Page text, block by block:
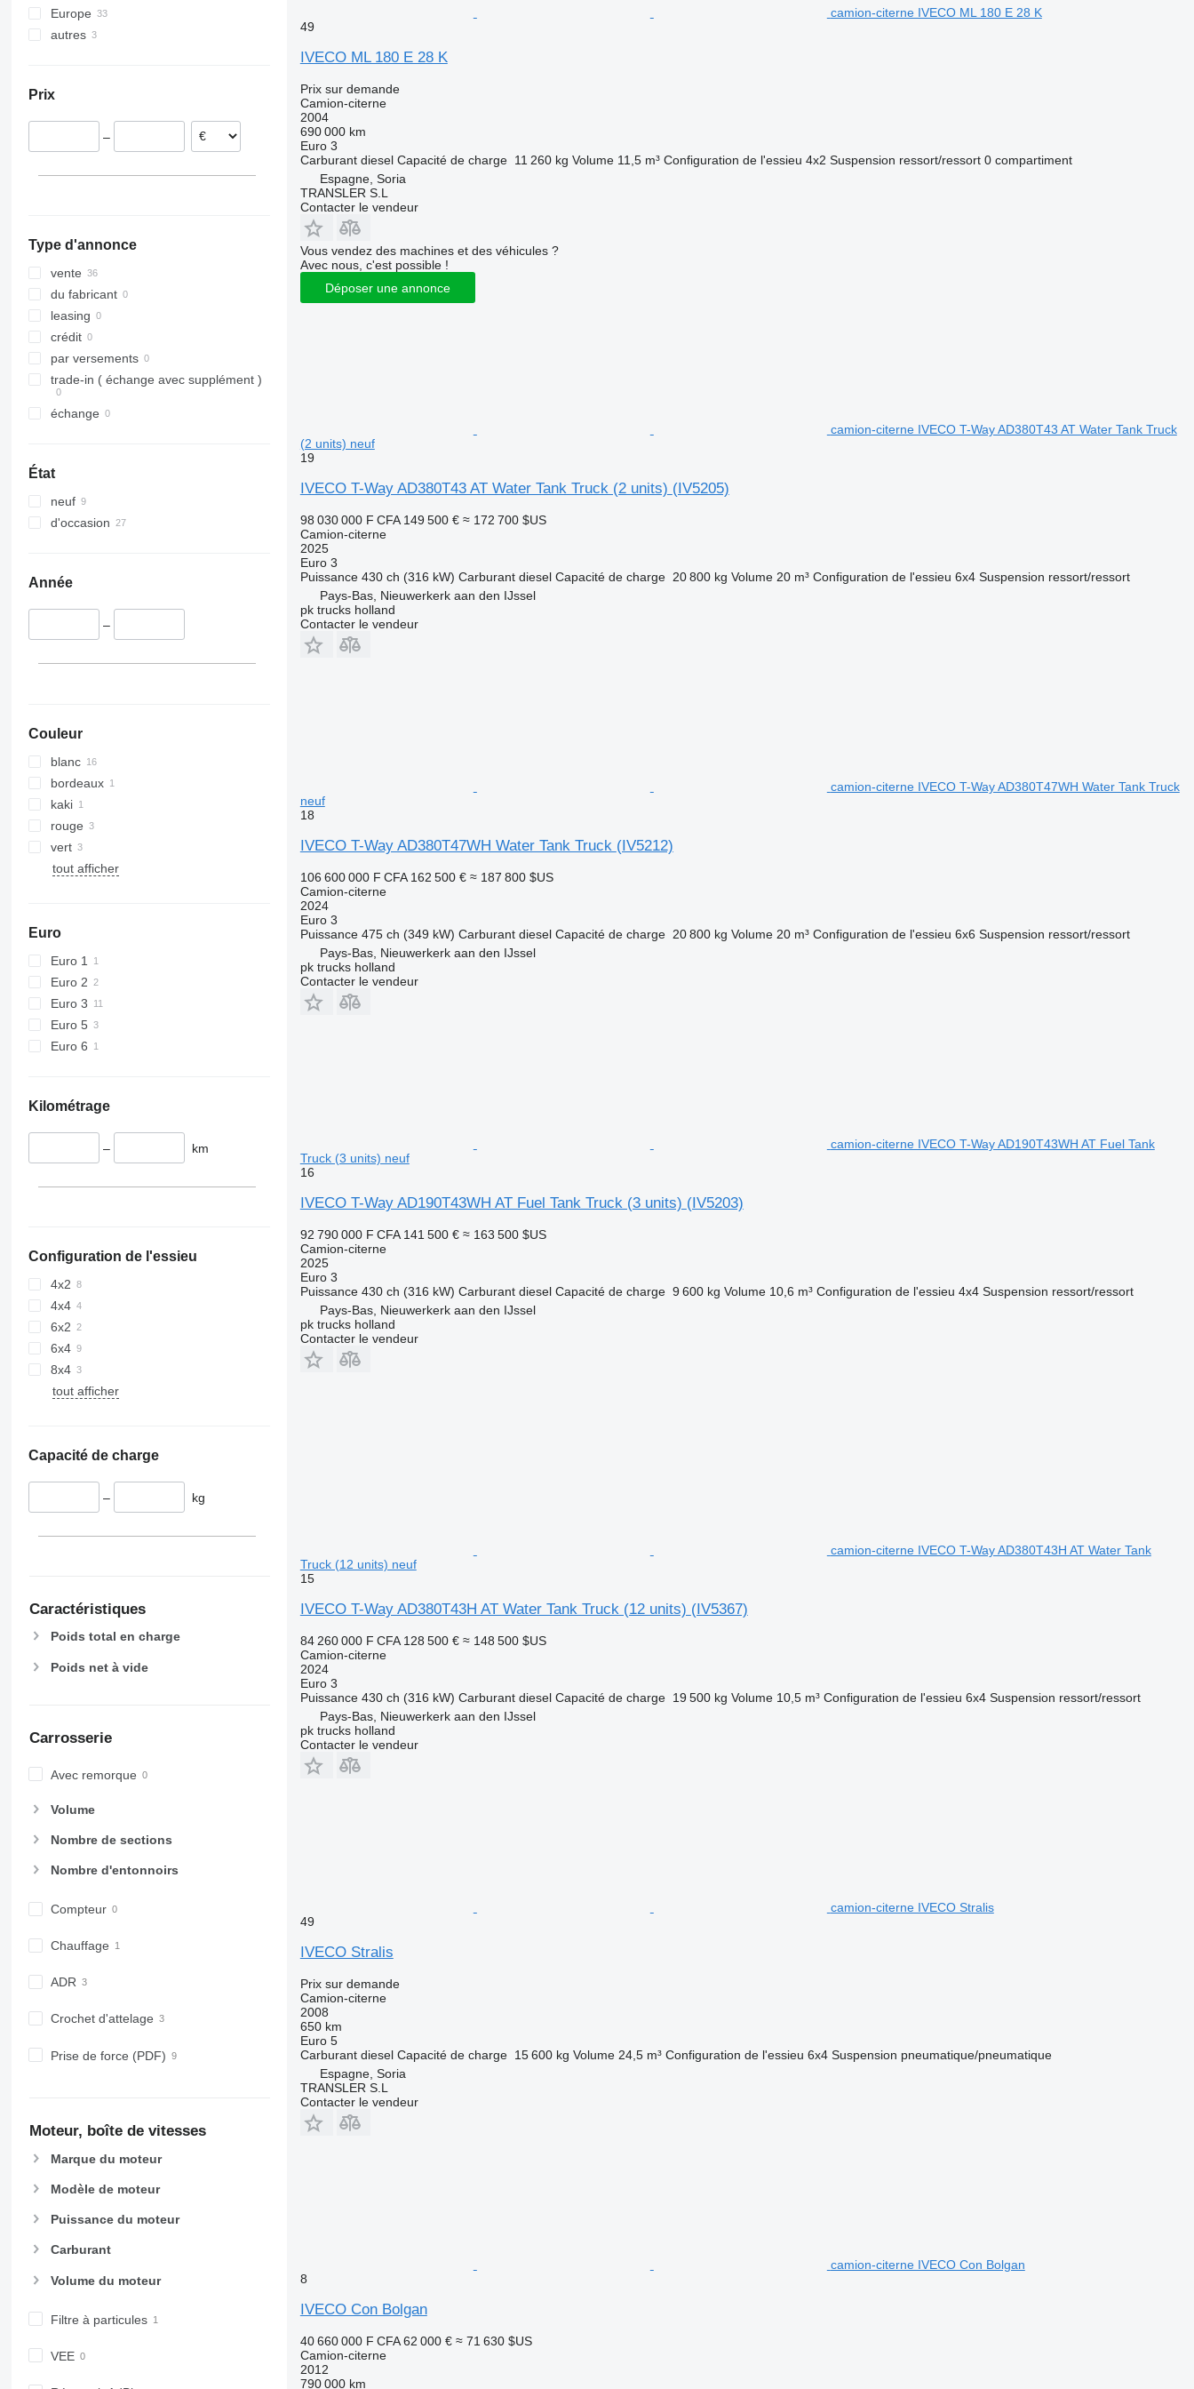
Europe
Pays-Bas
Italie
République tchèque
autres
Prix
–
Type d'annonce
vente
du fabricant
leasing
crédit
par versements
trade-in ( échange avec supplément )
échange
État
neuf
d'occasion
Année
–
Couleur
blanc
bordeaux
kaki
rouge
vert
tout afficher
Euro
Euro 1
Euro 2
Euro 3
Euro 5
Euro 6
Kilométrage
– km
Configuration de l'essieu
4x2
4x4
6x2
6x4
8x4
tout afficher
Capacité de charge
– kg
Caractéristiques
Poids total en charge
Poids net à vide
Carrosserie
Avec remorque
Volume
Nombre de sections
Nombre d'entonnoirs
Compteur
Chauffage
ADR
Crochet d'attelage
Prise de force (PDF)
Moteur, boîte de vitesses
Marque du moteur
Modèle de moteur
Puissance du moteur
Carburant
Volume du moteur
Filtre à particules
VEE
camion-citerne IVECO ML 180 E 28 K
49
IVECO ML 180 E 28 K
Prix sur demande
Camion-citerne
2004
690 000 km
Euro 3
Carburant diesel Capacité de charge 11 260 kg Volume 11,5 m³ Configuration de l'essieu 4x2 Suspension ressort/ressort 0 compartiment
Espagne, Soria
TRANSLER S.L
Contacter le vendeur
Vous vendez des machines et des véhicules ?
Avec nous, c'est possible !
Déposer une annonce
camion-citerne IVECO T-Way AD380T43 AT Water Tank Truck
(2 units) neuf
19
IVECO T-Way AD380T43 AT Water Tank Truck (2 units) (IV5205)
98 030 000 F CFA 149 500 € ≈ 172 700 $US
Camion-citerne
2025
Euro 3
Puissance 430 ch (316 kW) Carburant diesel Capacité de charge 20 800 kg Volume 20 m³ Configuration de l'essieu 6x4 Suspension ressort/ressort
Pays-Bas, Nieuwerkerk aan den IJssel
pk trucks holland
Contacter le vendeur
camion-citerne IVECO T-Way AD380T47WH Water Tank Truck
neuf
18
IVECO T-Way AD380T47WH Water Tank Truck (IV5212)
106 600 000 F CFA 162 500 € ≈ 187 800 $US
Camion-citerne
2024
Euro 3
Puissance 475 ch (349 kW) Carburant diesel Capacité de charge 20 800 kg Volume 20 m³ Configuration de l'essieu 6x6 Suspension ressort/ressort
Pays-Bas, Nieuwerkerk aan den IJssel
pk trucks holland
Contacter le vendeur
camion-citerne IVECO T-Way AD190T43WH AT Fuel Tank
Truck (3 units) neuf
16
IVECO T-Way AD190T43WH AT Fuel Tank Truck (3 units) (IV5203)
92 790 000 F CFA 141 500 € ≈ 163 500 $US
Camion-citerne
2025
Euro 3
Puissance 430 ch (316 kW) Carburant diesel Capacité de charge 9 600 kg Volume 10,6 m³ Configuration de l'essieu 4x4 Suspension ressort/ressort
Pays-Bas, Nieuwerkerk aan den IJssel
pk trucks holland
Contacter le vendeur
camion-citerne IVECO T-Way AD380T43H AT Water Tank
Truck (12 units) neuf
15
IVECO T-Way AD380T43H AT Water Tank Truck (12 units) (IV5367)
84 260 000 F CFA 128 500 € ≈ 148 500 $US
Camion-citerne
2024
Euro 3
Puissance 430 ch (316 kW) Carburant diesel Capacité de charge 19 500 kg Volume 10,5 m³ Configuration de l'essieu 6x4 Suspension ressort/ressort
Pays-Bas, Nieuwerkerk aan den IJssel
pk trucks holland
Contacter le vendeur
camion-citerne IVECO Stralis
49
IVECO Stralis
Prix sur demande
Camion-citerne
2008
650 km
Euro 5
Carburant diesel Capacité de charge 15 600 kg Volume 24,5 m³ Configuration de l'essieu 6x4 Suspension pneumatique/pneumatique
Espagne, Soria
TRANSLER S.L
Contacter le vendeur
camion-citerne IVECO Con Bolgan
8
IVECO Con Bolgan
40 660 000 F CFA 62 000 € ≈ 71 630 $US
Camion-citerne
2012
790 000 km